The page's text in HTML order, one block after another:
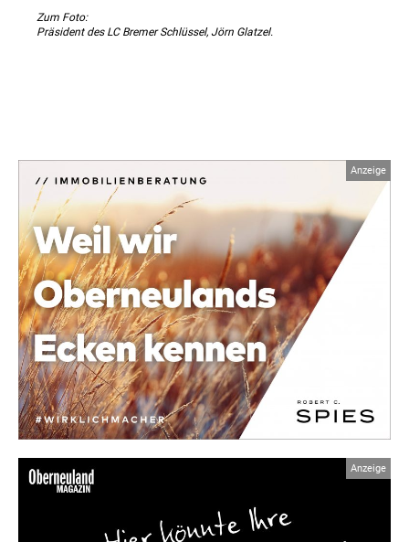
Zum Foto:
Präsident des LC Bremer Schlüssel, Jörn Glatzel.